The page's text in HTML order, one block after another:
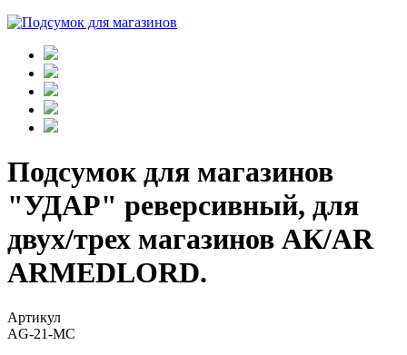
Подсумок для магазинов
"УДАР" реверсивный, для
двух/трех магазинов АК/AR
ARMEDLORD.
Артикул
AG-21-MC